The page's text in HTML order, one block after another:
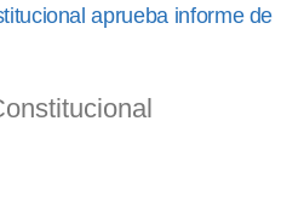
aprueba informe de